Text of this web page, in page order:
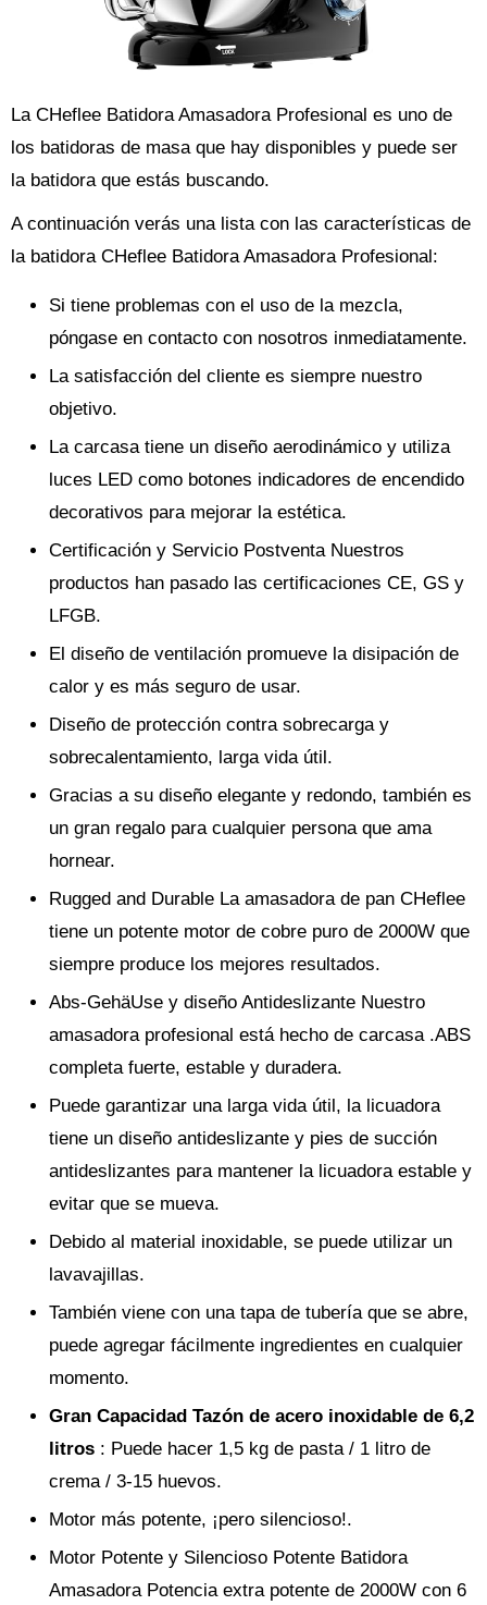
La CHeflee Batidora Amasadora Profesional es uno de
los batidoras de masa que hay disponibles y puede ser
la batidora que estás buscando.
A continuación verás una lista con las características de
la batidora CHeflee Batidora Amasadora Profesional:
Si tiene problemas con el uso de la mezcla,
póngase en contacto con nosotros inmediatamente.
La satisfacción del cliente es siempre nuestro
objetivo.
La carcasa tiene un diseño aerodinámico y utiliza
luces LED como botones indicadores de encendido
decorativos para mejorar la estética.
Certificación y Servicio Postventa Nuestros
productos han pasado las certificaciones CE, GS y
LFGB.
El diseño de ventilación promueve la disipación de
calor y es más seguro de usar.
Diseño de protección contra sobrecarga y
sobrecalentamiento, larga vida útil.
Gracias a su diseño elegante y redondo, también es
un gran regalo para cualquier persona que ama
hornear.
Rugged and Durable La amasadora de pan CHeflee
tiene un potente motor de cobre puro de 2000W que
siempre produce los mejores resultados.
Abs-GehäUse y diseño Antideslizante Nuestro
amasadora profesional está hecho de carcasa .ABS
completa fuerte, estable y duradera.
Puede garantizar una larga vida útil, la licuadora
tiene un diseño antideslizante y pies de succión
antideslizantes para mantener la licuadora estable y
evitar que se mueva.
Debido al material inoxidable, se puede utilizar un
lavavajillas.
También viene con una tapa de tubería que se abre,
puede agregar fácilmente ingredientes en cualquier
momento.
Gran Capacidad Tazón de acero inoxidable de 6,2
litros : Puede hacer 1,5 kg de pasta / 1 litro de
crema / 3-15 huevos.
Motor más potente, ¡pero silencioso!.
Motor Potente y Silencioso Potente Batidora
Amasadora Potencia extra potente de 2000W con 6